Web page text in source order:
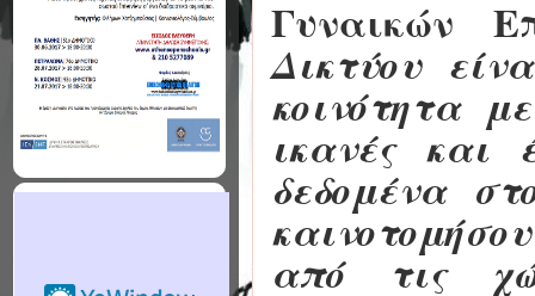
Γυναικών
Δικτύου
κοινότητα
ικανές και
δεδομένα
από τις